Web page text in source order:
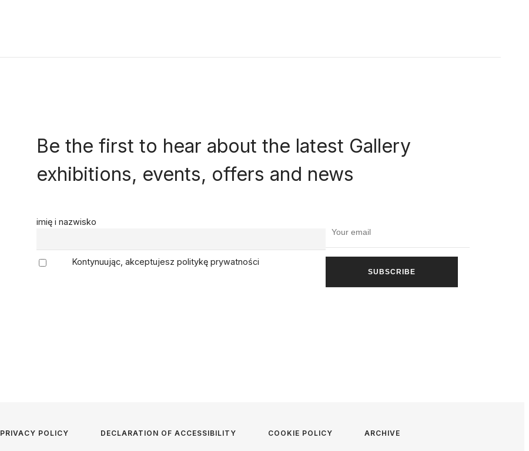
Be the first to hear about the latest Gallery
exhibitions, events, offers and news
imię i nazwisko
Kontynuując, akceptujesz politykę prywatności
PRIVACY POLICY DECLARATION OF ACCESSIBILITY COOKIE POLICY ARCHIVE